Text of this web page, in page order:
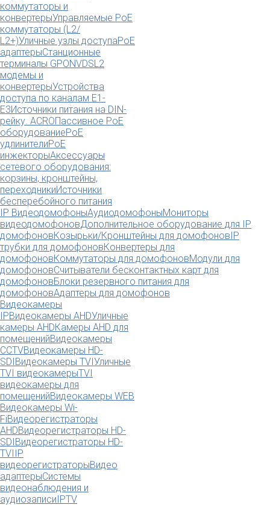
коммутаторы и
конвертерыУправляемые PoE
коммутаторы (L2/
L2+)Уличные узлы доступаPoE
адаптерыСтанционные
терминалы GPONVDSL2
модемы и
конвертерыУстройства
доступа по каналам E1-
E3Источники питания на DIN-
рейку. ACROПассивное PoE
оборудованиеPoE
удлинителиPoE
инжекторыАксессуары
сетевого оборудования:
корзины, кронштейны,
переходникиИсточники
бесперебойного питания
IP ВидеодомофоныАудиодомофоныМониторы
видеодомофоновДополнительное оборудование для IP
домофоновКозырьки/Кронштейны для домофоновIP
трубки для домофоновКонвертеры для
домофоновКоммутаторы для домофоновМодули для
домофоновСчитыватели бесконтактных карт для
домофоновБлоки резервного питания для
домофоновАдаптеры для домофонов
Видеокамеры
IPВидеокамеры AHDУличные
камеры AHDКамеры AHD для
помещенийВидеокамеры
CCTVВидеокамеры HD-
SDIВидеокамеры TVIУличные
TVI видеокамерыTVI
видеокамеры для
помещенийВидеокамеры WEB
Видеокамеры Wi-
FiВидеорегистраторы
AHDВидеорегистраторы HD-
SDIВидеорегистраторы HD-
TVI IP
видеорегистраторыВидео
адаптерыСистемы
видеонаблюдения и
аудиозаписиIPTV